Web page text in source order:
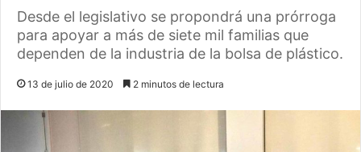
Desde el legislativo se propondrá una prórroga
para apoyar a más de siete mil familias que
dependen de la industria de la bolsa de plástico.
13 de julio de 2020 2 minutos de lectura